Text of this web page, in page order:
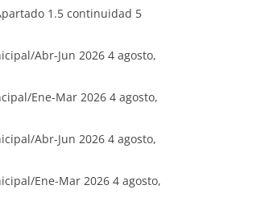
1.5 continuidad 5
Abr-Jun 2026 4 agosto,
Ene-Mar 2026 4 agosto,
Abr-Jun 2026 4 agosto,
Ene-Mar 2026 4 agosto,